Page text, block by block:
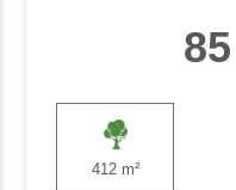
412 m²